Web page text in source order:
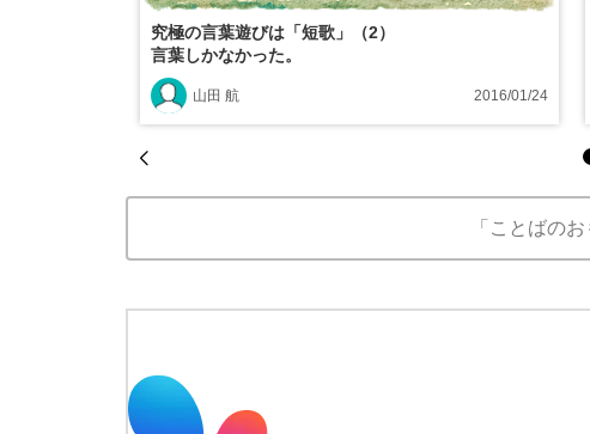
究極の言葉遊びは「短歌」（2）
言葉しかなかった。
山田 航 2016/01/24
「ことばの